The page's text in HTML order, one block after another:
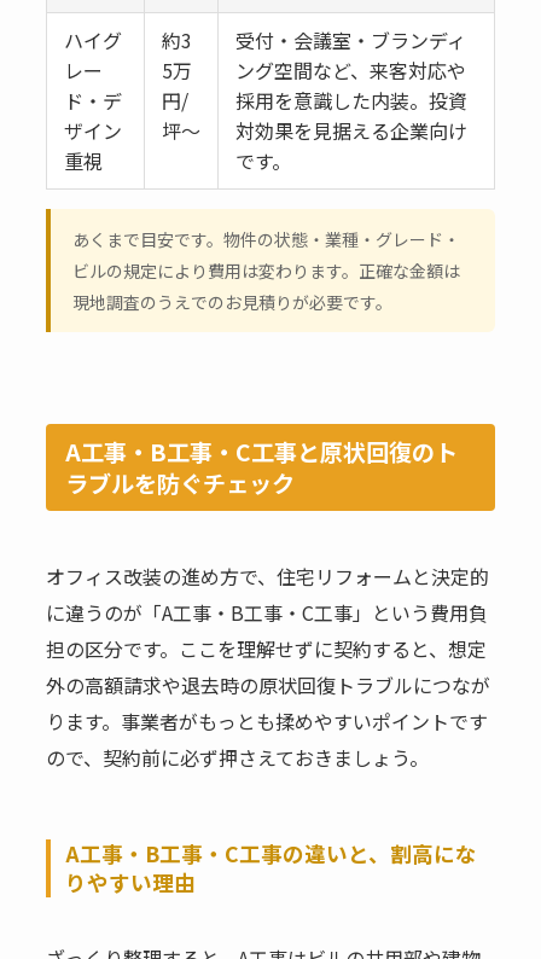
ハイグ
レー
ド・デ
ザイン
重視
約3
5万
円/
坪〜
受付・会議室・ブランディ
ング空間など、来客対応や
採用を意識した内装。投資
対効果を見据える企業向け
です。
あくまで目安です。物件の状態・業種・グレード・
ビルの規定により費用は変わります。正確な金額は
現地調査のうえでのお見積りが必要です。
A工事・B工事・C工事と原状回復のト
ラブルを防ぐチェック
オフィス改装の進め方で、住宅リフォームと決定的
に違うのが「A工事・B工事・C工事」という費用負
担の区分です。ここを理解せずに契約すると、想定
外の高額請求や退去時の原状回復トラブルにつなが
ります。事業者がもっとも揉めやすいポイントです
ので、契約前に必ず押さえておきましょう。
A工事・B工事・C工事の違いと、割高にな
りやすい理由